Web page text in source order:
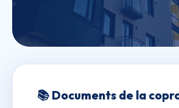
4 RUE MARENGO
📚 Documents de la